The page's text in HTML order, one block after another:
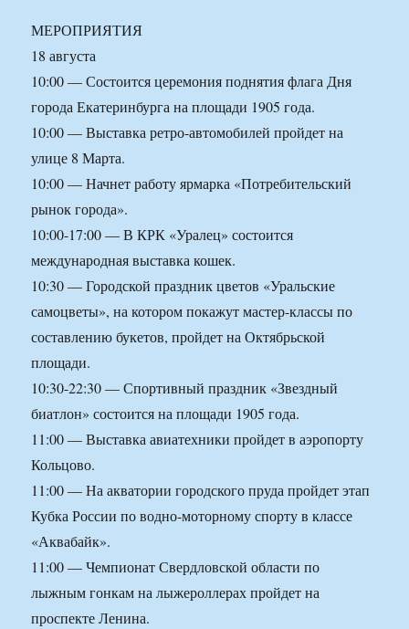
МЕРОПРИЯТИЯ
18 августа
10:00 — Состоится церемония поднятия флага Дня
города Екатеринбурга на площади 1905 года.
10:00 — Выставка ретро-автомобилей пройдет на
улице 8 Марта.
10:00 — Начнет работу ярмарка «Потребительский
рынок города».
10:00-17:00 — В КРК «Уралец» состоится
международная выставка кошек.
10:30 — Городской праздник цветов «Уральские
самоцветы», на котором покажут мастер-классы по
составлению букетов, пройдет на Октябрьской
площади.
10:30-22:30 — Спортивный праздник «Звездный
биатлон» состоится на площади 1905 года.
11:00 — Выставка авиатехники пройдет в аэропорту
Кольцово.
11:00 — На акватории городского пруда пройдет этап
Кубка России по водно-моторному спорту в классе
«Аквабайк».
11:00 — Чемпионат Свердловской области по
лыжным гонкам на лыжероллерах пройдет на
проспекте Ленина.